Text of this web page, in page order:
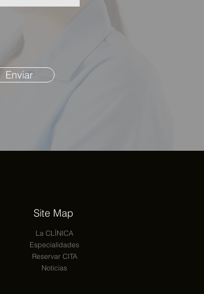
Enviar
Site Map
La CLÍNICA
Especialidades
Reservar CITA
Noticias